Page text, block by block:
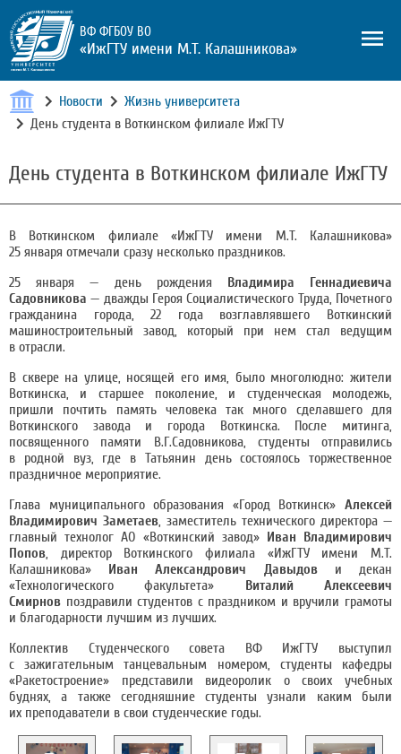
ВФ ФГБОУ ВО
«ИжГТУ имени М.Т. Калашникова»
Новости
Жизнь университета
День студента в Воткинском филиале ИжГТУ
День студента в Воткинском филиале ИжГТУ
В Воткинском филиале «ИжГТУ имени М.Т. Калашникова»
25 января отмечали сразу несколько праздников.
25 января — день рождения Владимира Геннадиевича
Садовникова — дважды Героя Социалистического Труда, Почетного
гражданина города, 22 года возглавлявшего Воткинский
машиностроительный завод, который при нем стал ведущим
в отрасли.
В сквере на улице, носящей его имя, было многолюдно: жители
Воткинска, и старшее поколение, и студенческая молодежь,
пришли почтить память человека так много сделавшего для
Воткинского завода и города Воткинска. После митинга,
посвященного памяти В.Г.Садовникова, студенты отправились
в родной вуз, где в Татьянин день состоялось торжественное
праздничное мероприятие.
Глава муниципального образования «Город Воткинск» Алексей
Владимирович Заметаев, заместитель технического директора —
главный технолог АО «Воткинский завод» Иван Владимирович
Попов, директор Воткинского филиала «ИжГТУ имени М.Т.
Калашникова» Иван Александрович Давыдови декан
«Технологического факультета» Виталий Алексеевич
Смирнов поздравили студентов с праздником и вручили грамоты
и благодарности лучшим из лучших.
Коллектив Студенческого совета ВФ ИжГТУ выступил
с зажигательным танцевальным номером, студенты кафедры
«Ракетостроение» представили видеоролик о своих учебных
буднях, а также сегодняшние студенты узнали каким были
их преподаватели в свои студенческие годы.